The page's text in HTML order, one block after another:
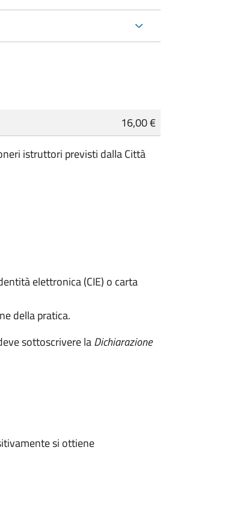
16,00 €
istruttori previsti dalla Città
elettronica (CIE) o carta
della pratica.
sottoscrivere laDichiarazione
si ottiene